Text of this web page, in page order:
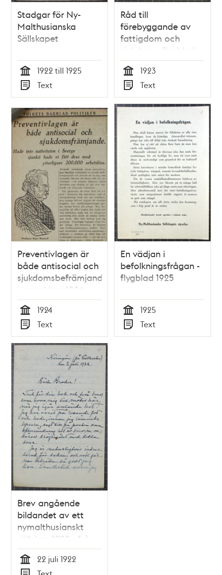
Stadgar för Ny-
Malthusianska
Sällskapet
Tid
1922 till 1925
Typ
Text
Råd till
förebyggande av
fattigdom och
sjukdom - flygblad
1923
Tid
1923
Typ
Text
Preventivlagen är
både antisocial och
sjukdomsbefrämjande
- pressklipp 1924
Tid
1924
Typ
Text
En vädjan i
befolkningsfrågan -
flygblad 1925
Tid
1925
Typ
Text
Brev angående
bildandet av ett
nymalthusianskt
sällskap 1922 - från
Hjalmar Öhrwall till
Anton Nyström
Tid
22 juli 1922